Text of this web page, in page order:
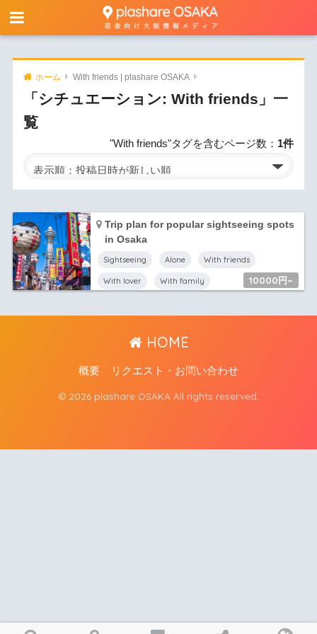
ホーム With friends | plashare OSAKA
「シチュエーション: With friends 」一
覧
"With friends"タグを含むページ数： 1件
Trip plan for popular sightseeing spots
in Osaka
Sightseeing Alone With friends
With lover With family 10000円~
HOME
概要 リクエスト・お問い合わせ
© 2026 plashare OSAKA All rights reserved.